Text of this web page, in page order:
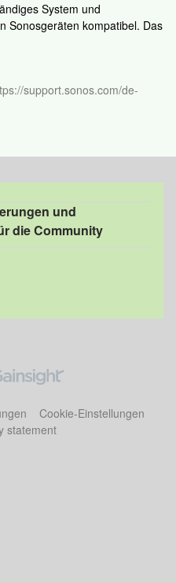
System und
Sonosgeräten kompatibel. Das
support.sonos.com/de-
und
die Community
Cookie-Einstellungen
statement